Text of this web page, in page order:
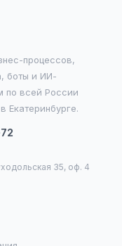
процессов,
боты и ИИ-
по всей России
Екатеринбурге.
35, оф. 4